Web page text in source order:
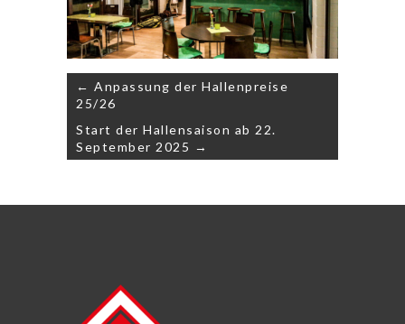
Beitragsnavigation
← Anpassung der Hallenpreise
25/26
Start der Hallensaison ab 22.
September 2025 →